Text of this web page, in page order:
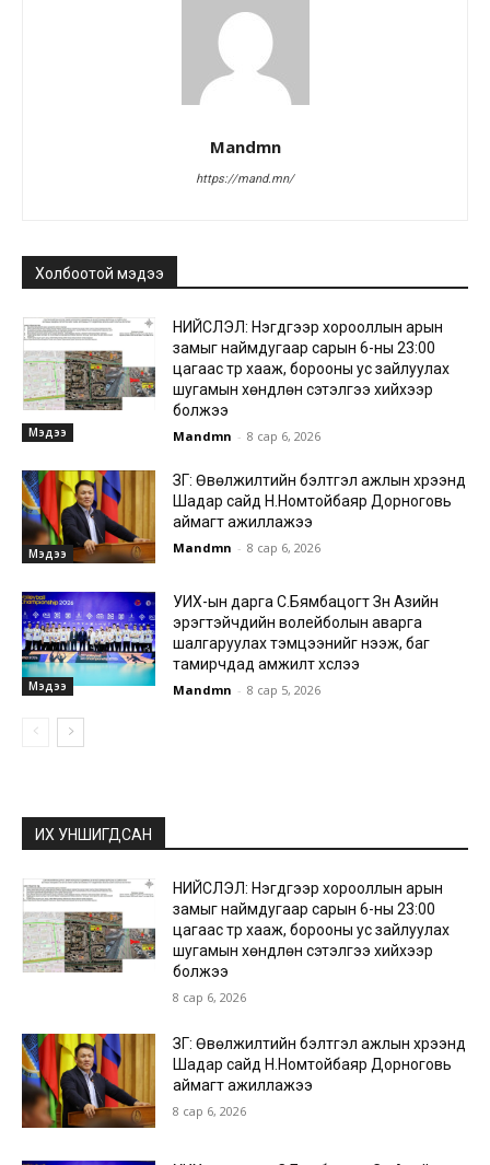
Mandmn
https://mand.mn/
Холбоотой мэдээ
Мэдээ
НИЙСЛЭЛ: Нэгдүгээр хорооллын арын
замыг наймдугаар сарын 6-ны 23:00
цагаас түр хааж, борооны ус зайлуулах
шугамын хөндлөн сэтэлгээ хийхээр
болжээ
Mandmn - 8 сар 6, 2026
Мэдээ
ЗГ: Өвөлжилтийн бэлтгэл ажлын хүрээнд
Шадар сайд Н.Номтойбаяр Дорноговь
аймагт ажиллажээ
Mandmn - 8 сар 6, 2026
Мэдээ
УИХ-ын дарга С.Бямбацогт Зүүн Азийн
эрэгтэйчүүдийн волейболын аварга
шалгаруулах тэмцээнийг нээж, баг
тамирчдад амжилт хүслээ
Mandmn - 8 сар 5, 2026
ИХ УНШИГДСАН
НИЙСЛЭЛ: Нэгдүгээр хорооллын арын
замыг наймдугаар сарын 6-ны 23:00
цагаас түр хааж, борооны ус зайлуулах
шугамын хөндлөн сэтэлгээ хийхээр
болжээ
8 сар 6, 2026
ЗГ: Өвөлжилтийн бэлтгэл ажлын хүрээнд
Шадар сайд Н.Номтойбаяр Дорноговь
аймагт ажиллажээ
8 сар 6, 2026